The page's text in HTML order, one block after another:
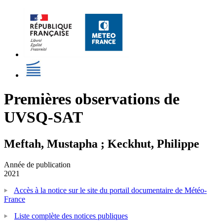
Premières observations de
UVSQ-SAT
Meftah, Mustapha ; Keckhut, Philippe
Année de publication
2021
Accès à la notice sur le site du portail documentaire de Météo-
France
Liste complète des notices publiques